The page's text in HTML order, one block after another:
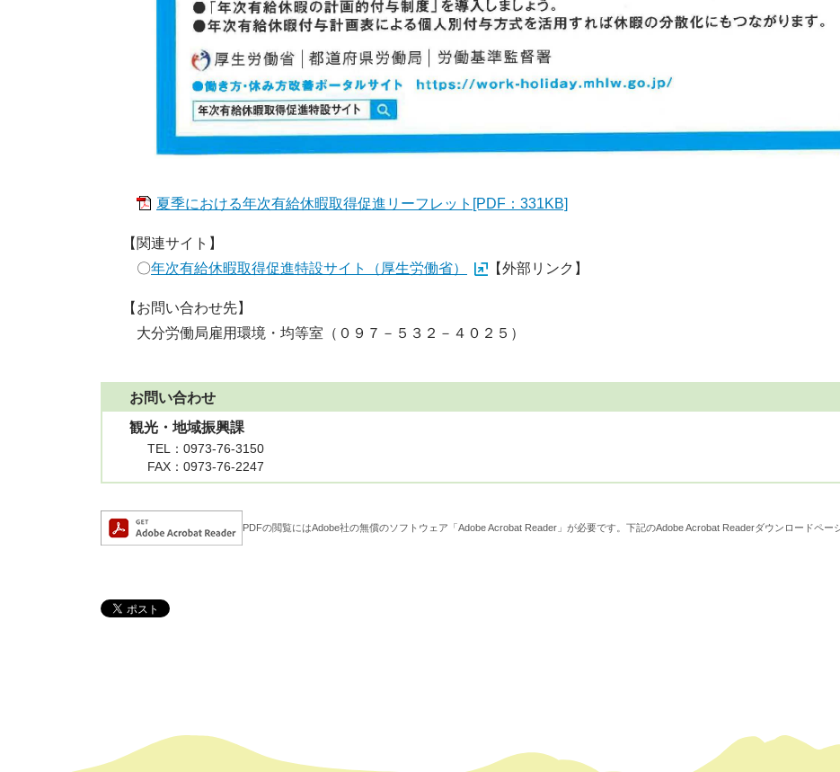
夏季における年次有給休暇取得促進リーフレット[PDF：331KB]
【関連サイト】
〇年次有給休暇取得促進特設サイト（厚生労働省） 【外部リンク】
【お問い合わせ先】
大分労働局雇用環境・均等室（０９７－５３２－４０２５）
お問い合わせ
観光・地域振興課
TEL
：0973-76-3150
FAX ：0973-76-2247
PDFの閲覧にはAdobe社の無償のソフトウェア「Adobe Acrobat Reader」が必要です。下記のAdobe Acrobat Readerダウンロードペー